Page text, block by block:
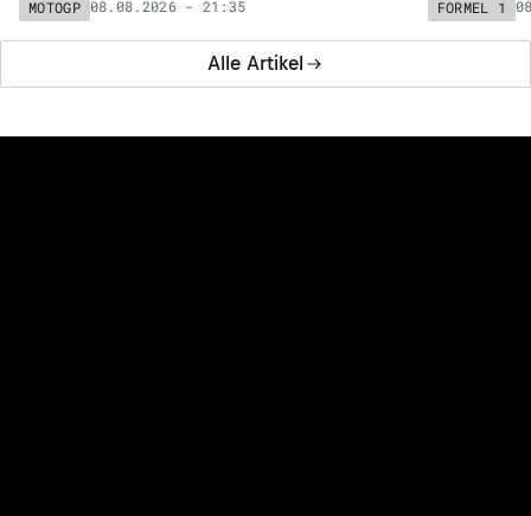
Alle Artikel
MOTOGP 08.08.2026 - 21:35 FORMEL 1